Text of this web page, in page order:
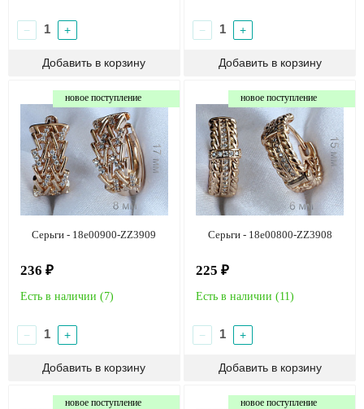
− + − +
новое поступление
Серьги - 18e00900-ZZ3909
236 ₽
Есть в наличии (7)
− +
новое поступление
Серьги - 18e00800-ZZ3908
225 ₽
Есть в наличии (11)
− +
новое поступление новое поступление